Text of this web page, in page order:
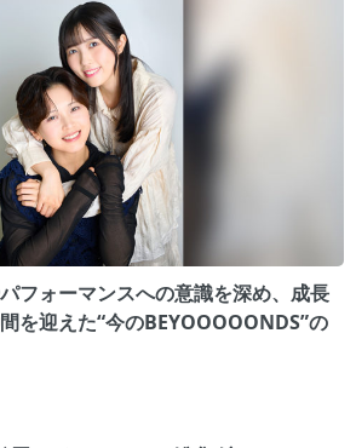
フォーマンスへの意識を深め、成長
を迎えた“今のBEYOOOOONDS”の